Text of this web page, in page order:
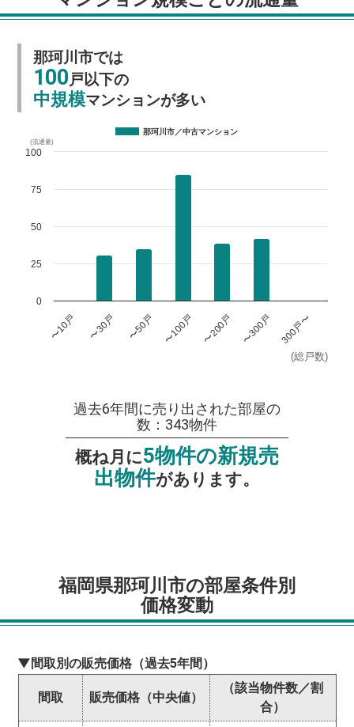
那珂川市では
100戸以下の
中規模マンションが多い
(総戸数)
(流通量)
那珂川市／中古マンション
〜10戸 〜30戸 〜50戸 〜100戸 〜200戸 〜300戸 300戸〜
0
25
50
75
100
過去6年間に売り出された部屋の
数：343物件
概ね月に5物件の新規売
出物件があります。
福岡県那珂川市の部屋条件別
価格変動
▼間取別の販売価格（過去5年間）
間取 販売価格（中央値）
（該当物件数／割
合）